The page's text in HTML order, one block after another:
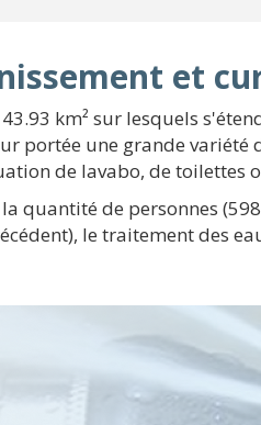
et
km² sur lesquels
portée une grande variété
de lavabo, de toilettes
quantité de personnes
le traitement des